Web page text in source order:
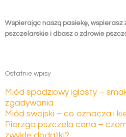
Wspierając naszą pasiekę, wspierasz
pszczelarskie i dbasz o zdrowie
Ostatnie wpisy
Miód spadziowy iglasty –
zgadywania
Miód swojski – co oznacza i
Pierzga pszczela cena –